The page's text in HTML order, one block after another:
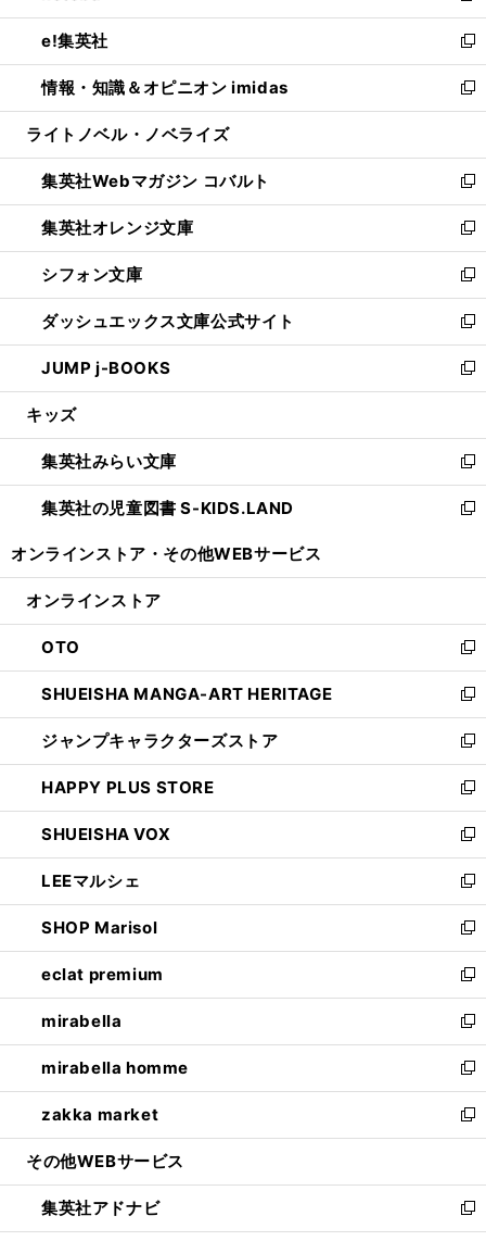
開
く
ウ
で
開
く
ン
ド
ウ
で
開
ウ
ィ
ン
ド
ウ
開
く
し
い
ウ
ィ
ン
ウ
で
開
く
e!集英社
新
し
い
ウ
ン
ド
ウ
で
開
く
情報・知識＆オピニオン imidas
新
し
ウ
ィ
ン
ド
ウ
で
開
く
ライトノベル・ノベライズ
集英社Webマガジン コバルト
新
し
い
ウ
ィ
ン
ド
ウ
で
開
集英社オレンジ文庫
新
し
い
ウ
ィ
ン
ド
ウ
開
く
シフォン文庫
新
し
い
ウ
ィ
ン
ウ
で
開
く
ダッシュエックス文庫公式サイト
新
し
い
ウ
ン
ド
ウ
で
JUMP j-BOOKS
新
し
ウ
ィ
ン
ド
開
キッズ
集英社みらい文庫
新
し
い
ン
ウ
で
開
く
集英社の児童図書 S-KIDS.LAND
新
ウ
ン
ド
ウ
で
開
く
オンラインストア・ その他WEBサービス
オンラインストア
OTO
新
し
い
ウ
ィ
ン
ド
ウ
で
開
く
SHUEISHA MANGA-ART HERITAGE
新
し
い
ウ
ィ
ン
ド
ウ
で
開
く
ジャンプキャラクターズストア
新
し
い
ウ
ィ
ン
ド
ウ
で
開
く
HAPPY PLUS STORE
新
し
い
ウ
ィ
ン
ド
ウ
で
開
く
SHUEISHA VOX
新
し
い
ウ
ィ
ン
ド
ウ
で
開
く
LEEマルシェ
新
し
い
ウ
ィ
ン
ド
ウ
で
開
く
SHOP Marisol
新
し
い
ウ
ィ
ン
ド
ウ
で
開
eclat premium
新
し
い
ウ
ィ
ン
ド
ウ
開
く
mirabella
新
し
い
ウ
ィ
ン
ウ
で
開
mirabella homme
新
し
い
ウ
ン
ド
ウ
zakka market
新
し
ウ
ィ
ン
その他WEBサービス
集英社アドナビ
新
し